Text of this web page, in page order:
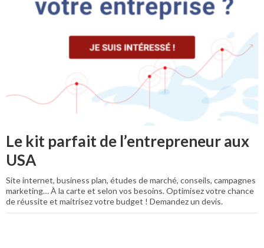
Le kit parfait de l’entrepreneur aux
USA
Site internet, business plan, études de marché, conseils, campagnes
marketing… À la carte et selon vos besoins. Optimisez votre chance
de réussite et maitrisez votre budget ! Demandez un devis.